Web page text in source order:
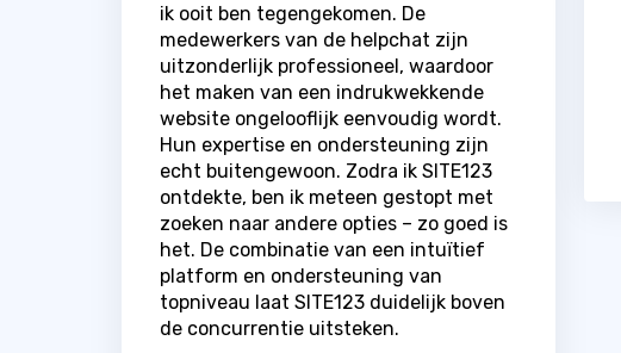
ik ooit ben tegengekomen. De
medewerkers van de helpchat zijn
uitzonderlijk professioneel, waardoor
het maken van een indrukwekkende
website ongelooflijk eenvoudig wordt.
Hun expertise en ondersteuning zijn
echt buitengewoon. Zodra ik SITE123
ontdekte, ben ik meteen gestopt met
zoeken naar andere opties – zo goed is
het. De combinatie van een intuïtief
platform en ondersteuning van
topniveau laat SITE123 duidelijk boven
de concurrentie uitsteken.